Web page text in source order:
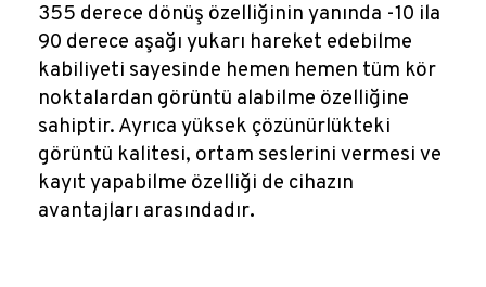
355 derece dönüş özelliğinin yanında -10 ila
90 derece aşağı yukarı hareket edebilme
kabiliyeti sayesinde hemen hemen tüm kör
noktalardan görüntü alabilme özelliğine
sahiptir. Ayrıca yüksek çözünürlükteki
görüntü kalitesi, ortam seslerini vermesi ve
kayıt yapabilme özelliği de cihazın
avantajları arasındadır.